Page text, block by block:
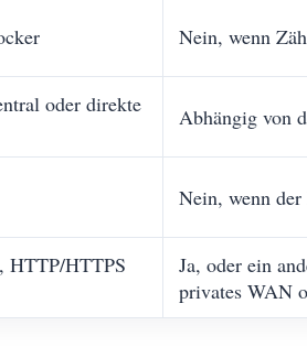
Nein, wenn
oder direkte
Abhängig von
Nein, wenn
HTTPS
Ja, oder ein
privates WAN